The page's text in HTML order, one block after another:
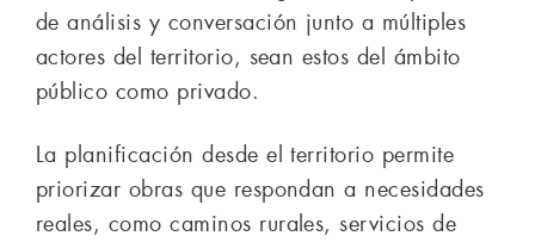
de análisis y conversación junto a múltiples
actores del territorio, sean estos del ámbito
público como privado.
La planificación desde el territorio permite
priorizar obras que respondan a necesidades
reales, como caminos rurales, servicios de